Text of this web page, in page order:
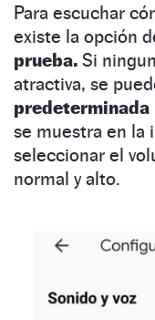
Para escuchar
existe la opción
prueba. Si
atractiva, se
predeterminada
se muestra en la
seleccionar el
normal y alto.